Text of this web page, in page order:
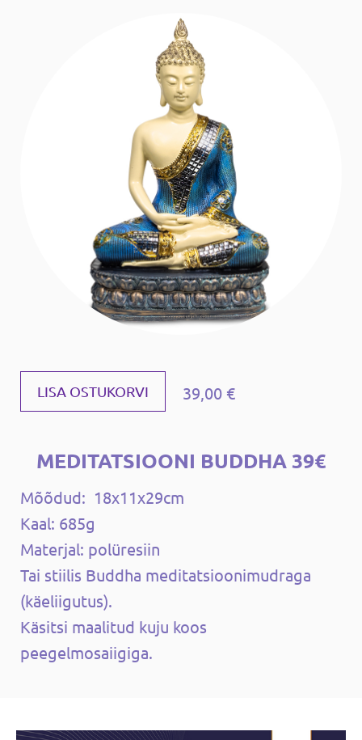
LISA OSTUKORVI 39,00 €
MEDITATSIOONI BUDDHA 39€
Mõõdud: 18x11x29cm
Kaal: 685g
Materjal: polüresiin
Tai stiilis Buddha meditatsioonimudraga
(käeliigutus).
Käsitsi maalitud kuju koos
peegelmosaiigiga.